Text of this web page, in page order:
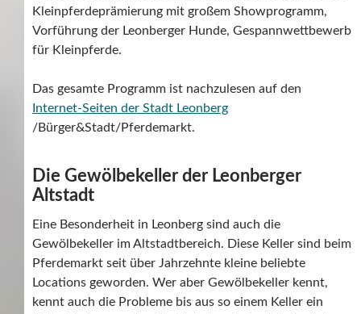
Kleinpferdeprämierung mit großem Showprogramm,
Vorführung der Leonberger Hunde, Gespannwettbewerb
für Kleinpferde.
Das gesamte Programm ist nachzulesen auf den
Internet-Seiten der Stadt Leonberg
/Bürger&Stadt/Pferdemarkt.
Die Gewölbekeller der Leonberger
Altstadt
Eine Besonderheit in Leonberg sind auch die
Gewölbekeller im Altstadtbereich. Diese Keller sind beim
Pferdemarkt seit über Jahrzehnte kleine beliebte
Locations geworden. Wer aber Gewölbekeller kennt,
kennt auch die Probleme bis aus so einem Keller ein